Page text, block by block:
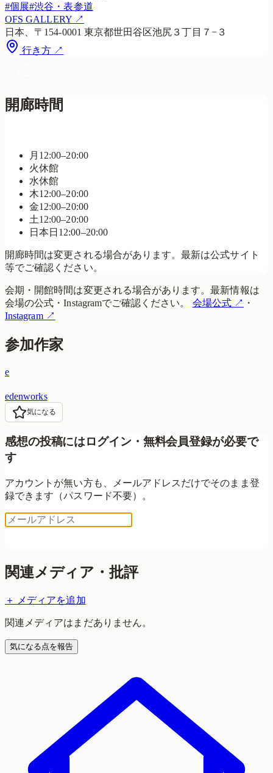
#個展#渋谷・表参道
OFS GALLERY↗
日本、〒154-0001 東京都世田谷区池尻３丁目７−３
行き方 ↗
開廊時間
月 12:00–20:00
火休館
水休館
木12:00–20:00
金12:00–20:00
土12:00–20:00
日本日 12:00–20:00
開廊時間は変更される場合があります。最新は公式サイト
等でご確認ください。
会期・開館時間は変更される場合があります。最新情報は
会場の公式・Instagramでご確認ください。
会場公式↗ ・
Instagram↗
参加作家
e
edenworks
気になる
感想の投稿にはログイン・無料会員登録が必要で
す
アカウントが無い方も、メールアドレスだけでそのまま登
録できます（パスワード不要）。
関連メディア・批評
＋ メディアを追加
関連メディアはまだありません。
気になる点を報告